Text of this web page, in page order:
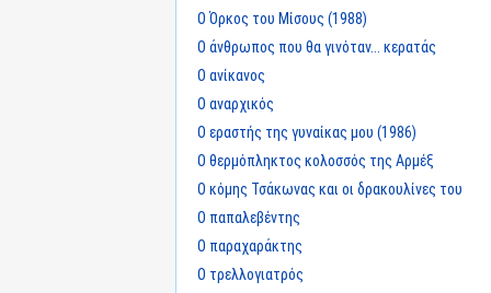
Ο Όρκος του Μίσους (1988)
Ο άνθρωπος που θα γινόταν... κερατάς
Ο ανίκανος
Ο αναρχικός
Ο εραστής της γυναίκας μου (1986)
Ο θερμόπληκτος κολοσσός της Αρμέξ
Ο κόμης Τσάκωνας και οι δρακουλίνες του
Ο παπαλεβέντης
Ο παραχαράκτης
Ο τρελλογιατρός